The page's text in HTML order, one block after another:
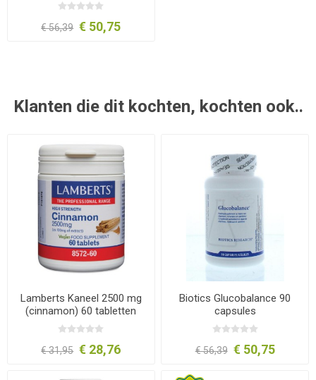
€ 56,39 € 50,75
Klanten die dit kochten, kochten ook..
Lamberts Kaneel 2500 mg
(cinnamon) 60 tabletten
€ 31,95 € 28,76
Biotics Glucobalance 90
capsules
€ 56,39 € 50,75